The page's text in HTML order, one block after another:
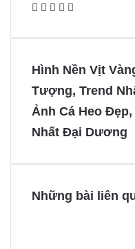
F
o
o
k
X P
r
e
s
M
n
g
e
n
g
e
Hình Nền Vịt
Tượng, Trend
Ảnh Cá Heo
Nhất Đại Dương
Những bài liên